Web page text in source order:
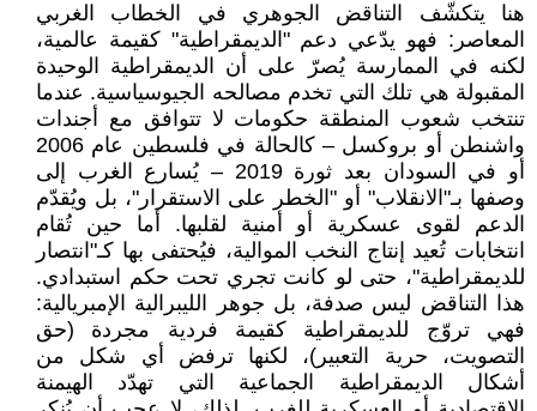
هنا يتكشّف التناقض الجوهري في الخطاب الغربي
المعاصر: فهو يدّعي دعم "الديمقراطية" كقيمة عالمية،
لكنه في الممارسة يُصرّ على أن الديمقراطية الوحيدة
المقبولة هي تلك التي تخدم مصالحه الجيوسياسية. عندما
تنتخب شعوب المنطقة حكومات لا تتوافق مع أجندات
واشنطن أو بروكسل – كالحالة في فلسطين عام 2006
أو في السودان بعد ثورة 2019 – يُسارع الغرب إلى
وصفها بـ"الانقلاب" أو "الخطر على الاستقرار"، بل ويُقدّم
الدعم لقوى عسكرية أو أمنية لقلبها. أما حين تُقام
انتخابات تُعيد إنتاج النخب الموالية، فيُحتفى بها كـ"انتصار
للديمقراطية"، حتى لو كانت تجري تحت حكم استبدادي.
هذا التناقض ليس صدفة، بل جوهر الليبرالية الإمبريالية:
فهي تروّج للديمقراطية كقيمة فردية مجردة (حق
التصويت، حرية التعبير)، لكنها ترفض أي شكل من
أشكال الديمقراطية الجماعية التي تهدّد الهيمنة